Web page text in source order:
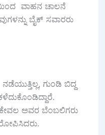
ವಾಹನ ಚಾಲನೆ
ಬೈಕ್ ಸವಾರರು
ಗುಂಡಿ ಬಿದ್ದ
ಕೇವಲ ಅವರ ಬೆಂಬಲಿಗರು